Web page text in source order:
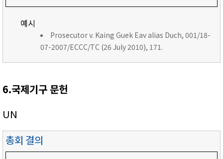
예시
Prosecutor v. Kaing Guek Eav alias Duch, 001/18-
07-2007/ECCC/TC (26 July 2010), 171.
6.국제기구 문헌
UN
총회 결의